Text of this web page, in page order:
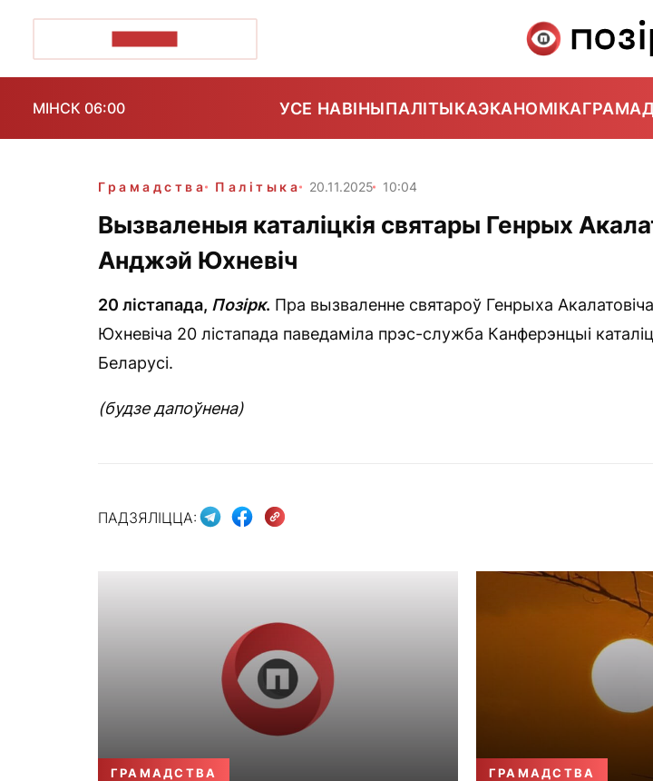
МІНСК 06:00 УСЕ НАВІНЫПАЛІТЫКАЭКАНОМІКА
Грамадства Палітыка 20.11.2025 10:04
Вызваленыя каталіцкія святары Генрых
Анджэй Юхневіч
20 лістапада, Позірк. Пра вызваленне святароў Генрыха
Юхневіча 20 лістапада паведаміла прэс-служба Канферэнцыі
Беларусі.
(будзе дапоўнена)
ПАДЗЯЛІЦЦА:
ГРАМАДСТВА ГРАМАДСТВА